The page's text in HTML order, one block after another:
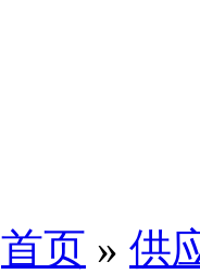
首页 » 供